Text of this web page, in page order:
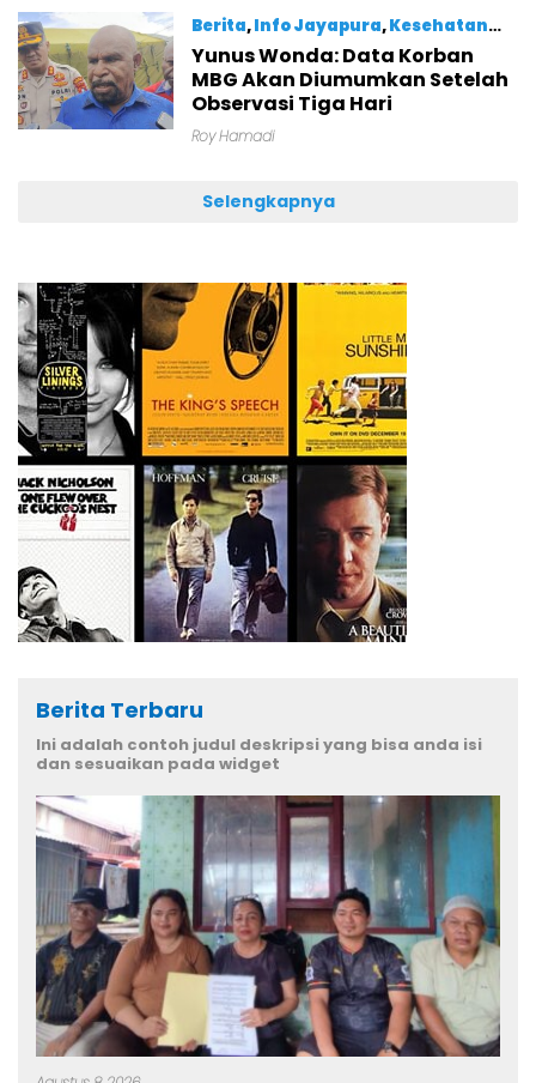
Berita,Info Jayapura,Kesehatan
Agustus 7, 2026
Yunus Wonda: Data Korban
MBG Akan Diumumkan Setelah
Observasi Tiga Hari
Roy Hamadi
Selengkapnya
Berita Terbaru
Ini adalah contoh judul deskripsi yang bisa anda isi
dan sesuaikan pada widget